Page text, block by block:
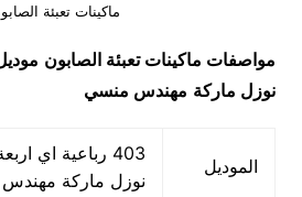
ماكينات تعبئة
مواصفات ماكينات تعبئة الصابون
نوزل ماركة مهندس منسي
الموديل
403 رباعية اي
نوزل ماركة